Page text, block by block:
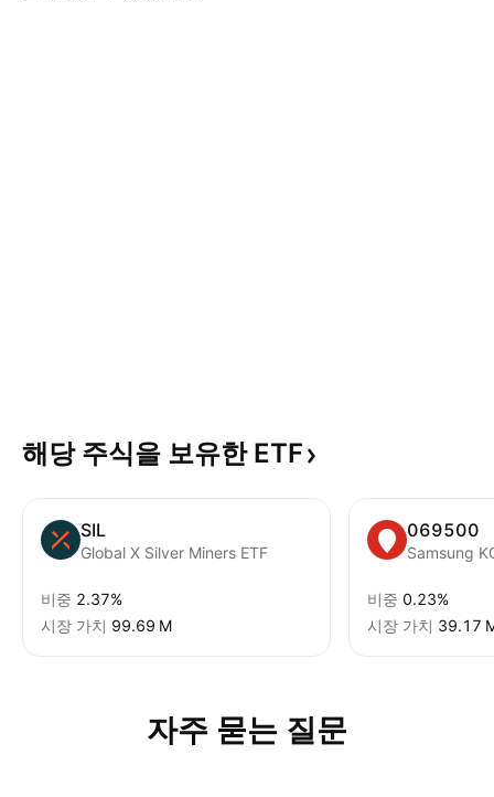
해당 주식을 보유한 ETF
SIL
Global X Silver Miners ETF
비중 2.37%
시장 가치 ‪99.69 M‬
069500
Samsung
비중 0.23%
시장 가치 ‪39.17
자주 묻는 질문